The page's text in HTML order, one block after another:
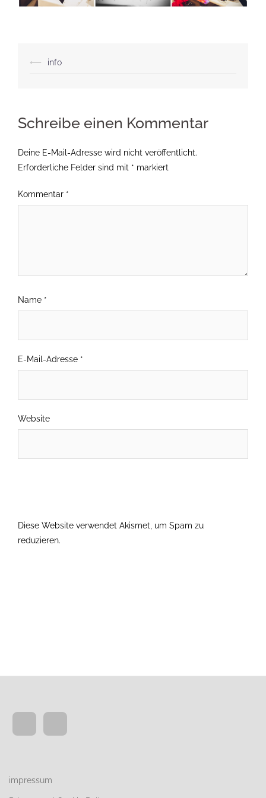
Beitragsnavigation
⟵ info
Schreibe einen Kommentar
Deine E-Mail-Adresse wird nicht veröffentlicht.
Erforderliche Felder sind mit * markiert
Kommentar *
Name *
E-Mail-Adresse *
Website
Diese Website verwendet Akismet, um Spam zu
reduzieren.
impressum